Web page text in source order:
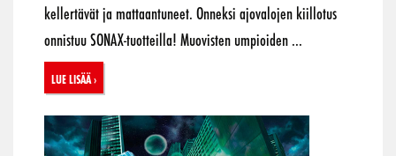
kellertävät ja mattaantuneet. Onneksi ajovalojen kiillotus
onnistuu SONAX-tuotteilla! Muovisten umpioiden ...
Lue lisää ›